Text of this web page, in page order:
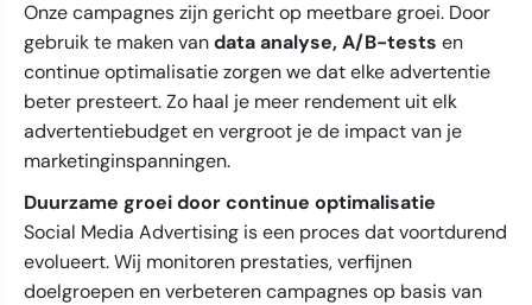
Onze campagnes zijn gericht op meetbare groei. Door
gebruik te maken vandata analyse, A/B-tests en
continue optimalisatie zorgen we dat elke advertentie
beter presteert. Zo haal je meer rendement uit elk
advertentiebudget en vergroot je de impact van je
marketinginspanningen.
Duurzame groei door continue optimalisatie
Social Media Advertising is een proces dat voortdurend
evolueert. Wij monitoren prestaties, verfijnen
doelgroepen en verbeteren campagnes op basis van